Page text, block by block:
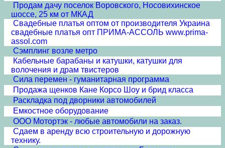
Продам дачу поселок Воровского, Носовихинское
шоссе, 25 км от МКАД
Свадебные платья оптом от производителя Украина
свадебные платья опт ПРИМА-АССОЛЬ www.prima-
assol.com
Сэмплинг возле метро
Кабельные барабаны и катушки, катушки для
волочения и драм твистеров
Сила перемен - гуманитарная программа
Продажа щенков Кане Корсо Шоу и брид класса
Раскладка под дворники автомобилей
Емкостное оборудование
ООО Мотортэк - любые автомобили на заказ.
Сдаем в аренду всю строительную и дорожную
технику.